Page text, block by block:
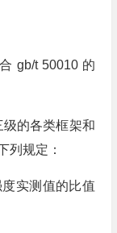
gb/t 50010 的
的各类框架和
列规定：
实测值的比值